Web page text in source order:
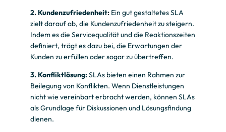
2. Kundenzufriedenheit: Ein gut gestaltetes SLA
zielt darauf ab, die Kundenzufriedenheit zu steigern.
Indem es die Servicequalität und die Reaktionszeiten
definiert, trägt es dazu bei, die Erwartungen der
Kunden zu erfüllen oder sogar zu übertreffen.
3. Konfliktlösung:SLAs bieten einen Rahmen zur
Beilegung von Konflikten. Wenn Dienstleistungen
nicht wie vereinbart erbracht werden, können SLAs
als Grundlage für Diskussionen und Lösungsfindung
dienen.